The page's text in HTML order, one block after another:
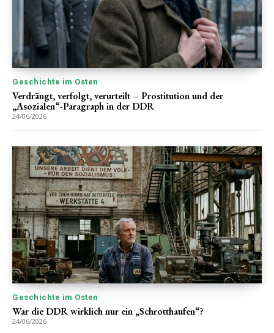
Geschichte im Osten
Verdrängt, verfolgt, verurteilt – Prostitution und der
„Asozialen“-Paragraph in der DDR
24/06/2026
Geschichte im Osten
War die DDR wirklich nur ein „Schrotthaufen“?
24/06/2026